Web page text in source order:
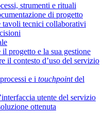
strumenti e rituali
di progetto
tavoli tecnici collaborativi
progetto e la sua gestione
il contesto d’uso del servizio
e i touchpointdel
utente del servizio
ottenuta